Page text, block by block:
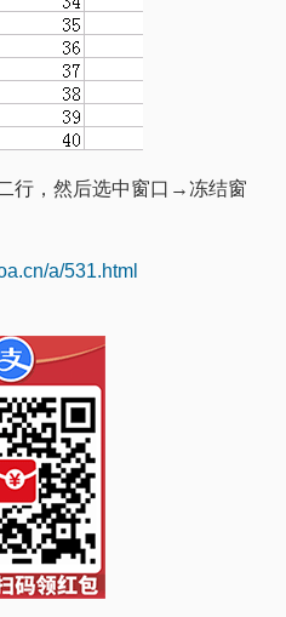
行，然后选中窗口→冻结窗
a/531.html